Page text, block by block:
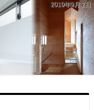
2019年9月 2日